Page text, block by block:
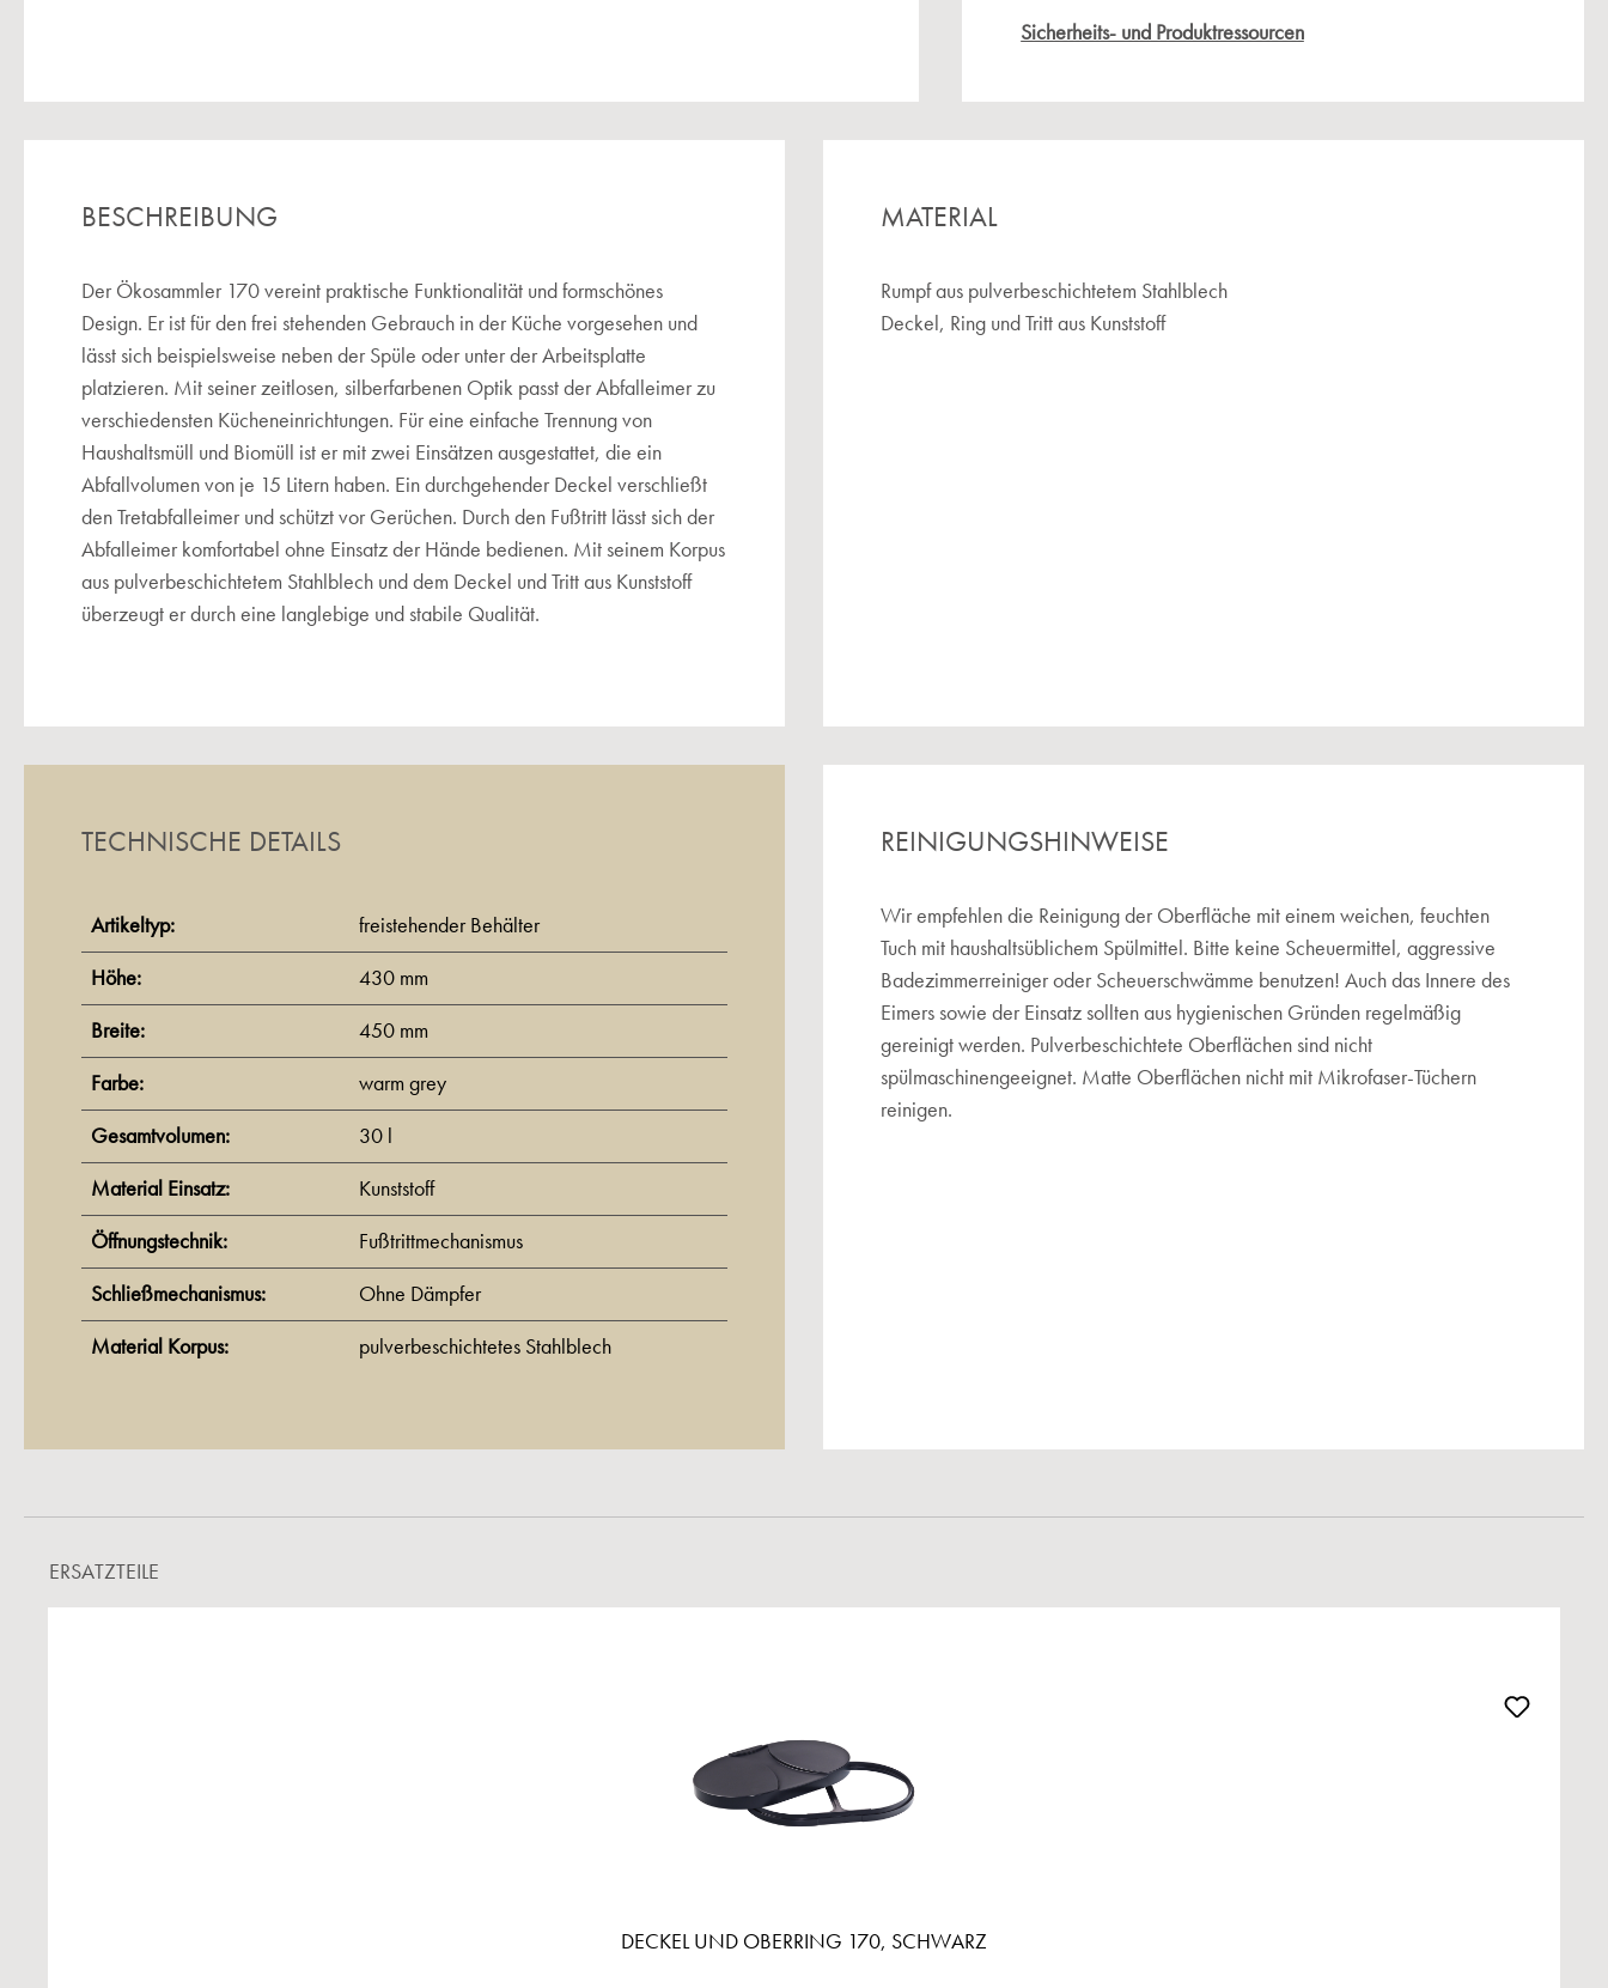
Sicherheits- und Produktressourcen
BESCHREIBUNG
Der Ökosammler 170 vereint praktische Funktionalität und formschönes
Design. Er ist für den frei stehenden Gebrauch in der Küche vorgesehen und
lässt sich beispielsweise neben der Spüle oder unter der Arbeitsplatte
platzieren. Mit seiner zeitlosen, silberfarbenen Optik passt der Abfalleimer zu
verschiedensten Kücheneinrichtungen. Für eine einfache Trennung von
Haushaltsmüll und Biomüll ist er mit zwei Einsätzen ausgestattet, die ein
Abfallvolumen von je 15 Litern haben. Ein durchgehender Deckel verschließt
den Tretabfalleimer und schützt vor Gerüchen. Durch den Fußtritt lässt sich der
Abfalleimer komfortabel ohne Einsatz der Hände bedienen. Mit seinem Korpus
aus pulverbeschichtetem Stahlblech und dem Deckel und Tritt aus Kunststoff
überzeugt er durch eine langlebige und stabile Qualität.
TECHNISCHE DETAILS
Artikeltyp: freistehender Behälter
Höhe: 430 mm
Breite: 450 mm
Farbe: warm grey
Gesamtvolumen: 30 l
Material Einsatz: Kunststoff
Öffnungstechnik: Fußtrittmechanismus
Schließmechanismus: Ohne Dämpfer
Material Korpus: pulverbeschichtetes Stahlblech
MATERIAL
Rumpf aus pulverbeschichtetem Stahlblech
Deckel, Ring und Tritt aus Kunststoff
REINIGUNGSHINWEISE
Wir empfehlen die Reinigung der Oberfläche mit einem weichen, feuchten
Tuch mit haushaltsüblichem Spülmittel. Bitte keine Scheuermittel, aggressive
Badezimmerreiniger oder Scheuerschwämme benutzen! Auch das Innere des
Eimers sowie der Einsatz sollten aus hygienischen Gründen regelmäßig
gereinigt werden. Pulverbeschichtete Oberflächen sind nicht
spülmaschinengeeignet. Matte Oberflächen nicht mit Mikrofaser-Tüchern
reinigen.
ERSATZTEILE
DECKEL UND OBERRING 170, SCHWARZ